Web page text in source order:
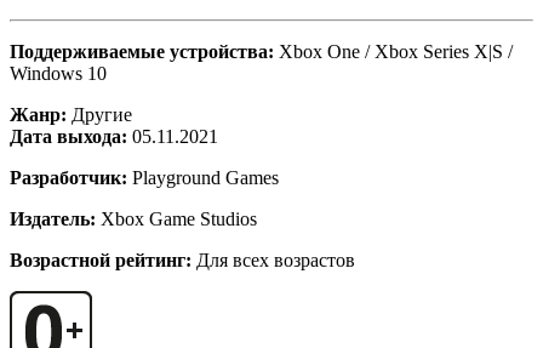
Поддерживаемые устройства: Xbox One / Xbox Series X|S /
Windows 10
Жанр: Другие
Дата выхода: 05.11.2021
Разработчик: Playground Games
Издатель: Xbox Game Studios
Возрастной рейтинг: Для всех возрастов